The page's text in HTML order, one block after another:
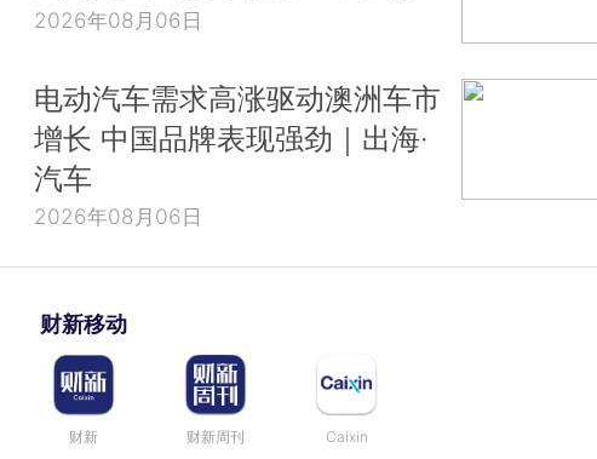
2026年08月06日
电动汽车需求高涨驱动澳洲车市
增长 中国品牌表现强劲｜出海·
汽车
2026年08月06日
财新移动
财新 财新周刊 Caixin